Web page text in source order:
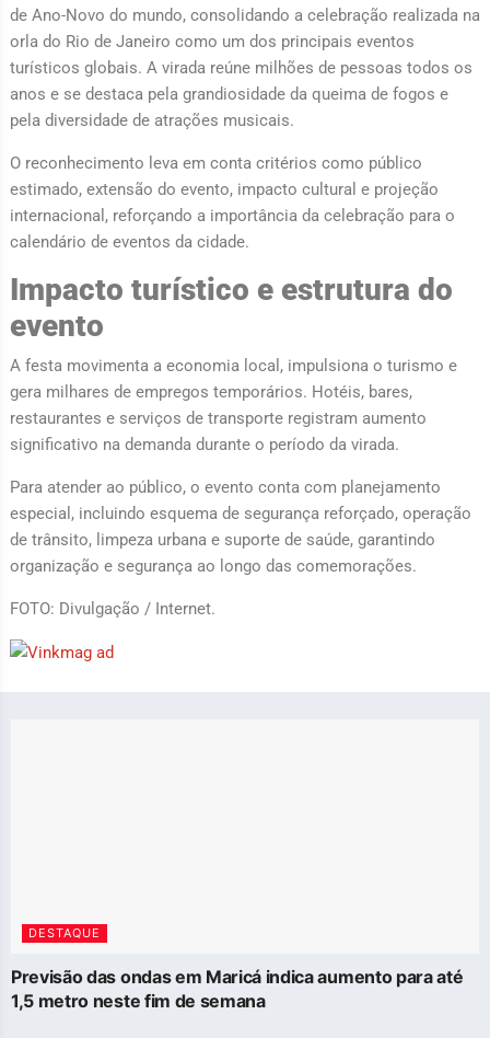
de Ano-Novo do mundo, consolidando a celebração realizada na
orla do Rio de Janeiro como um dos principais eventos
turísticos globais. A virada reúne milhões de pessoas todos os
anos e se destaca pela grandiosidade da queima de fogos e
pela diversidade de atrações musicais.
O reconhecimento leva em conta critérios como público
estimado, extensão do evento, impacto cultural e projeção
internacional, reforçando a importância da celebração para o
calendário de eventos da cidade.
Impacto turístico e estrutura do
evento
A festa movimenta a economia local, impulsiona o turismo e
gera milhares de empregos temporários. Hotéis, bares,
restaurantes e serviços de transporte registram aumento
significativo na demanda durante o período da virada.
Para atender ao público, o evento conta com planejamento
especial, incluindo esquema de segurança reforçado, operação
de trânsito, limpeza urbana e suporte de saúde, garantindo
organização e segurança ao longo das comemorações.
FOTO: Divulgação / Internet.
DESTAQUE
Previsão das ondas em Maricá indica aumento para até
1,5 metro neste fim de semana